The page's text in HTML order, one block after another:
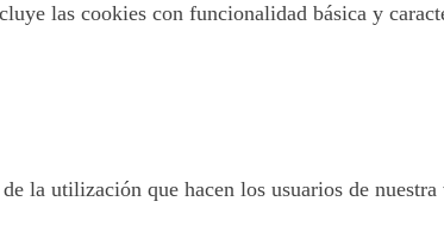
las cookies con funcionalidad básica y
la utilización que hacen los usuarios de nuestra